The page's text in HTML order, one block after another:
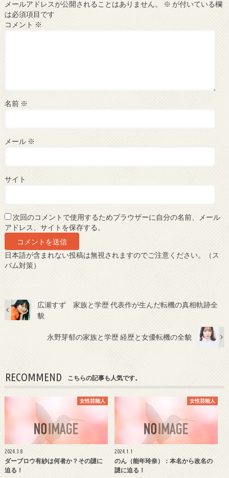
メールアドレスが公開されることはありません。 ※ が付いている欄
は必須項目です
コメント ※
名前 ※
メール ※
サイト
次回のコメントで使用するためブラウザーに自分の名前、メール
アドレス、サイトを保存する。
日本語が含まれない投稿は無視されますのでご注意ください。（ス
パム対策）
広瀬すず 家族と学歴 代表作が生んだ転機の真相軌跡全
貌
永野芽郁の家族と学歴 経歴と女優転機の全貌
RECOMMEND こちらの記事も人気です。
女性芸能人
2024.3.8
ダーブロウ有紗は何者か？その謎に
迫る！
女性芸能人
2024.1.1
のん（能年玲奈）：本名から改名の
謎に迫る！